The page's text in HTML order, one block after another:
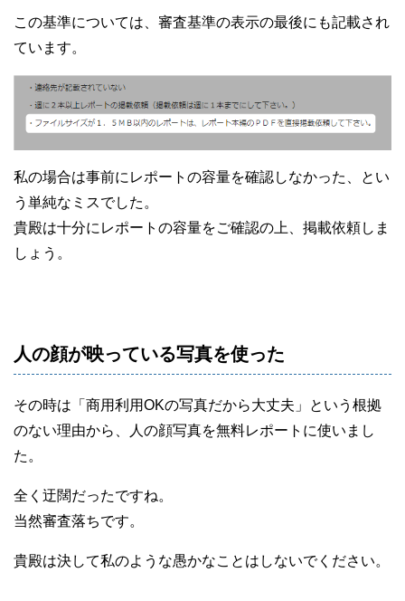
この基準については、審査基準の表示の最後にも記載され
ています。
私の場合は事前にレポートの容量を確認しなかった、とい
う単純なミスでした。
貴殿は十分にレポートの容量をご確認の上、掲載依頼しま
しょう。
人の顔が映っている写真を使った
その時は「商用利用OKの写真だから大丈夫」という根拠
のない理由から、人の顔写真を無料レポートに使いまし
た。
全く迂闊だったですね。
当然審査落ちです。
貴殿は決して私のような愚かなことはしないでください。